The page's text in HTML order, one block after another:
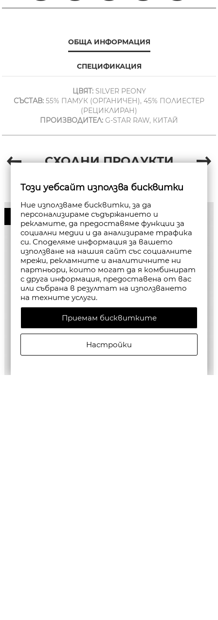
ОБЩА ИНФОРМАЦИЯ
СПЕЦИФИКАЦИЯ
ЦВЯТ:SILVER PEONY
СЪСТАВ: 55% ПАМУК (ОРГАНИЧЕН), 45% ПОЛИЕСТЕР
(РЕЦИКЛИРАН)
ПРОИЗВОДИТЕЛ: G-STAR RAW, КИТАЙ
СХОДНИ ПРОДУКТИ
50%
Този уебсайт използва бисквитки
Ние използваме бисквитки, за да
персонализираме съдържанието и
рекламите, да предоставяме функции за
социални медии и да анализираме трафика
си. Споделяме информация за вашето
използване на нашия сайт със социалните
мрежи, рекламните и аналитичните ни
партньори, които могат да я комбинират
с друга информация, предоставена от вас
или събрана в резултат на използването
на техните услуги.
Приемам бисквитките
Настройки